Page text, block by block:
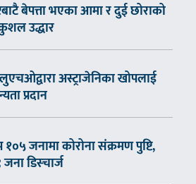
बेपत्ता भएका आमा र दुई छोराको
उद्धार
अस्ट्राजेनिका खोपलाई
प्रदान
जनामा कोरोना संक्रमण पुष्टि,
डिस्चार्ज